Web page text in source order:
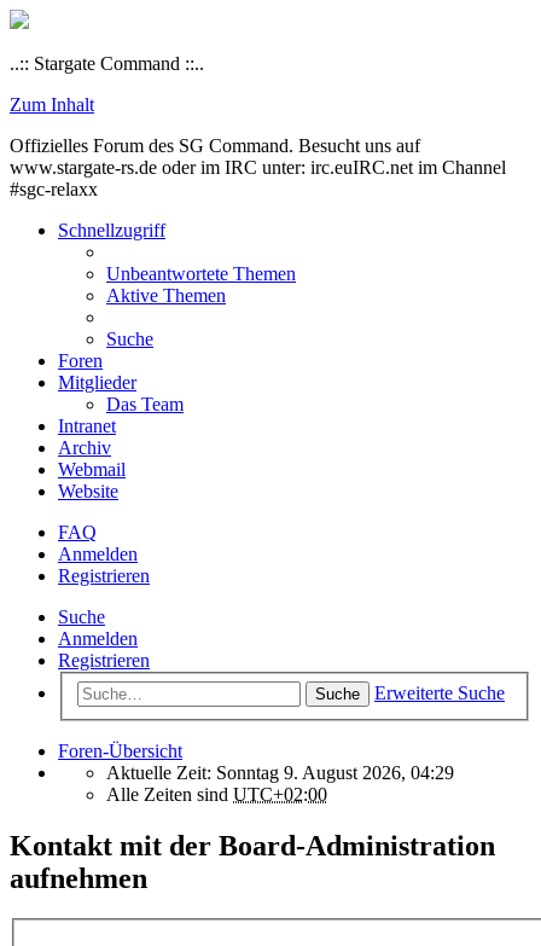
..:: Stargate Command ::..
Zum Inhalt
Offizielles Forum des SG Command. Besucht uns auf
www.stargate-rs.de oder im IRC unter: irc.euIRC.net im Channel
#sgc-relaxx
Schnellzugriff
Unbeantwortete Themen
Aktive Themen
Suche
Foren
Mitglieder
Das Team
Intranet
Archiv
Webmail
Website
FAQ
Anmelden
Registrieren
Suche
Anmelden
Registrieren
Suche Erweiterte Suche
Foren-Übersicht
Aktuelle Zeit: Sonntag 9. August 2026, 04:29
Alle Zeiten sind UTC+02:00
Kontakt mit der Board-Administration
aufnehmen